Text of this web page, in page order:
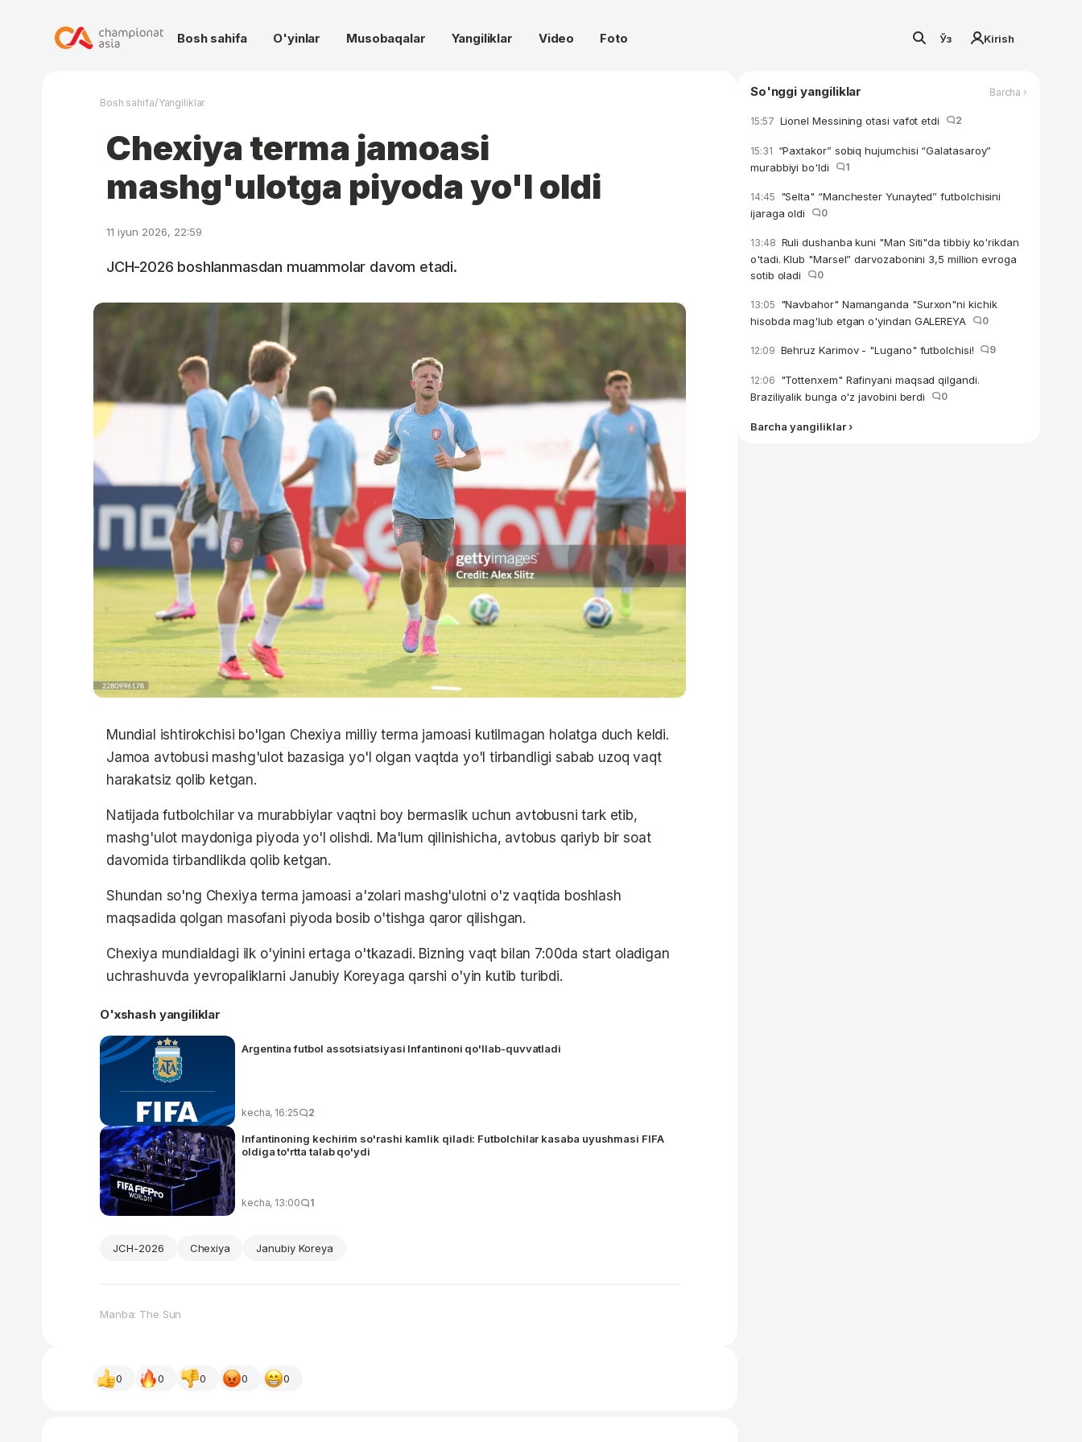
Bosh sahifa O'yinlar Musobaqalar Yangiliklar Video Foto Ўз Kirish
Bosh sahifa/Yangiliklar
Chexiya terma jamoasi
mashg'ulotga piyoda yo'l oldi
11 iyun 2026, 22:59
JCH-2026 boshlanmasdan muammolar davom etadi.
Mundial ishtirokchisi bo'lgan Chexiya milliy terma jamoasi kutilmagan holatga duch keldi.
Jamoa avtobusi mashg'ulot bazasiga yo'l olgan vaqtda yo'l tirbandligi sabab uzoq vaqt
harakatsiz qolib ketgan.
Natijada futbolchilar va murabbiylar vaqtni boy bermaslik uchun avtobusni tark etib,
mashg'ulot maydoniga piyoda yo'l olishdi. Ma'lum qilinishicha, avtobus qariyb bir soat
davomida tirbandlikda qolib ketgan.
Shundan so'ng Chexiya terma jamoasi a'zolari mashg'ulotni o'z vaqtida boshlash
maqsadida qolgan masofani piyoda bosib o'tishga qaror qilishgan.
Chexiya mundialdagi ilk o'yinini ertaga o'tkazadi. Bizning vaqt bilan 7:00da start oladigan
uchrashuvda yevropaliklarni Janubiy Koreyaga qarshi o'yin kutib turibdi.
O'xshash yangiliklar
Argentina futbol assotsiatsiyasi Infantinoni qo'llab-quvvatladi
kecha, 16:25 2
Infantinoning kechirim so'rashi kamlik qiladi: Futbolchilar kasaba uyushmasi FIFA
oldiga to'rtta talab qo'ydi
kecha, 13:00 1
JCH-2026 Chexiya Janubiy Koreya
Manba: The Sun
0 0 0 0 0
So'nggi yangiliklar Barcha ›
15:57 Lionel Messining otasi vafot etdi 2
15:31 “Paxtakor” sobiq hujumchisi “Galatasaroy”
murabbiyi bo'ldi
1
14:45 "Selta" “Manchester Yunayted” futbolchisini
ijaraga oldi
0
13:48 Ruli dushanba kuni "Man Siti"da tibbiy ko'rikdan
o'tadi. Klub "Marsel” darvozabonini 3,5 million evroga
sotib oladi
0
13:05 "Navbahor" Namanganda "Surxon"ni kichik
hisobda mag'lub etgan o'yindan GALEREYA
0
12:09 Behruz Karimov - "Lugano" futbolchisi! 9
12:06 "Tottenxem" Rafinyani maqsad qilgandi.
Braziliyalik bunga o'z javobini berdi
0
Barcha yangiliklar ›